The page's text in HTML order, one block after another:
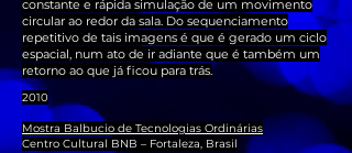
constante e rápida simulação de um movimento
circular ao redor da sala. Do sequenciamento
repetitivo de tais imagens é que é gerado um ciclo
espacial, num ato de ir adiante que é também um
retorno ao que já ficou para trás.
2010
Mostra Balbucio de Tecnologias Ordinárias
Centro Cultural BNB – Fortaleza, Brasil